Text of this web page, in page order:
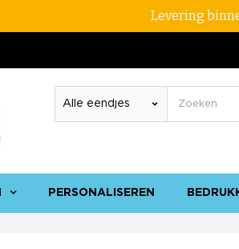
Levering
PERSONALISEREN